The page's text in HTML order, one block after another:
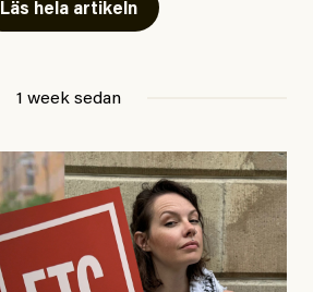
Läs hela artikeln
1 week sedan